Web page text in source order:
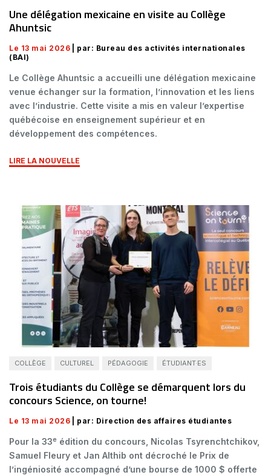
Une délégation mexicaine en visite au Collège
Ahuntsic
Le 13 mai 2026
| par: Bureau des activités internationales
(BAI)
Le Collège Ahuntsic a accueilli une délégation mexicaine
venue échanger sur la formation, l’innovation et les liens
avec l’industrie. Cette visite a mis en valeur l’expertise
québécoise en enseignement supérieur et en
développement des compétences.
LIRE LA NOUVELLE
COLLÈGE CULTUREL PÉDAGOGIE ÉTUDIANT·ES
Trois étudiants du Collège se démarquent lors du
concours Science, on tourne!
Le 13 mai 2026 | par: Direction des affaires étudiantes
Pour la 33e édition du concours, Nicolas Tsyrenchtchikov,
Samuel Fleury et Jan Althib ont décroché le Prix de
l’ingéniosité accompagné d’une bourse de 1000 $ offerte